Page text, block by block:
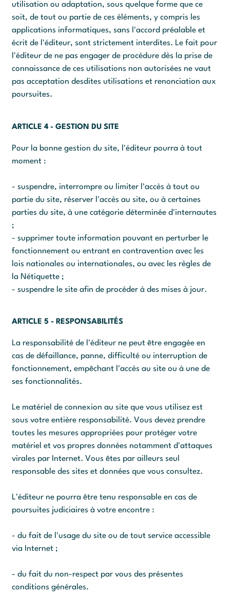
utilisation ou adaptation, sous quelque forme que ce
soit, de tout ou partie de ces éléments, y compris les
applications informatiques, sans l'accord préalable et
écrit de l'éditeur, sont strictement interdites. Le fait pour
l'éditeur de ne pas engager de procédure dès la prise de
connaissance de ces utilisations non autorisées ne vaut
pas acceptation desdites utilisations et renonciation aux
poursuites.
ARTICLE 4 - GESTION DU SITE
Pour la bonne gestion du site, l'éditeur pourra à tout
moment :
- suspendre, interrompre ou limiter l'accès à tout ou
partie du site, réserver l'accès au site, ou à certaines
parties du site, à une catégorie déterminée d'internautes
;
- supprimer toute information pouvant en perturber le
fonctionnement ou entrant en contravention avec les
lois nationales ou internationales, ou avec les règles de
la Nétiquette ;
- suspendre le site afin de procéder à des mises à jour.
ARTICLE 5 - RESPONSABILITÉS
La responsabilité de l'éditeur ne peut être engagée en
cas de défaillance, panne, difficulté ou interruption de
fonctionnement, empêchant l'accès au site ou à une de
ses fonctionnalités.
Le matériel de connexion au site que vous utilisez est
sous votre entière responsabilité. Vous devez prendre
toutes les mesures appropriées pour protéger votre
matériel et vos propres données notamment d'attaques
virales par Internet. Vous êtes par ailleurs seul
responsable des sites et données que vous consultez.
L'éditeur ne pourra être tenu responsable en cas de
poursuites judiciaires à votre encontre :
- du fait de l'usage du site ou de tout service accessible
via Internet ;
- du fait du non-respect par vous des présentes
conditions générales.